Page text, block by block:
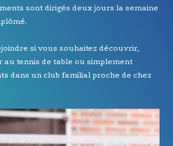
sont dirigés deux jours la semaine
si vous souhaitez découvrir,
tennis de table ou simplement
dans un club familial proche de chez